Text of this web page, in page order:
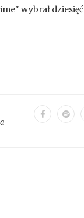
wybrał dziesięć